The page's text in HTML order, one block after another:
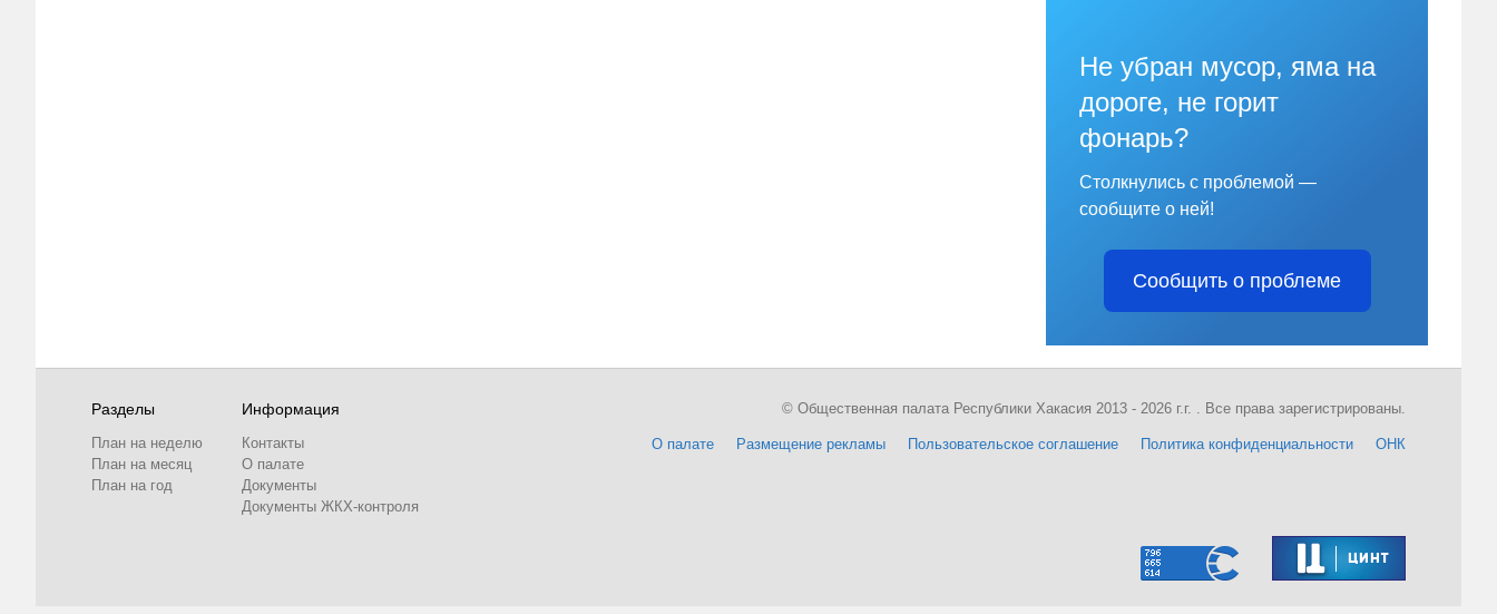
Не убран мусор, яма на
дороге, не горит
фонарь?
Столкнулись с проблемой —
сообщите о ней!
Сообщить о проблеме
Разделы
План на неделю
План на месяц
План на год
Информация
Контакты
О палате
Документы
Документы ЖКХ-контроля
О палате Размещение рекламы Пользовательское соглашение Политика конфиденциальности ОНК
© Общественная палата Республики Хакасия 2013 - 2026 г.г. . Все права зарегистрированы.